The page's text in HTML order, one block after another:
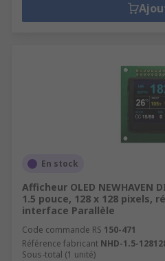
En stock
Afficheur OLED NEWHAVEN
1.5 pouce, 128 x 128 pixels,
interface Parallèle
Code commande RS 150-471
Référence fabricant NHD-1.5-
Sous-total (1 unité)